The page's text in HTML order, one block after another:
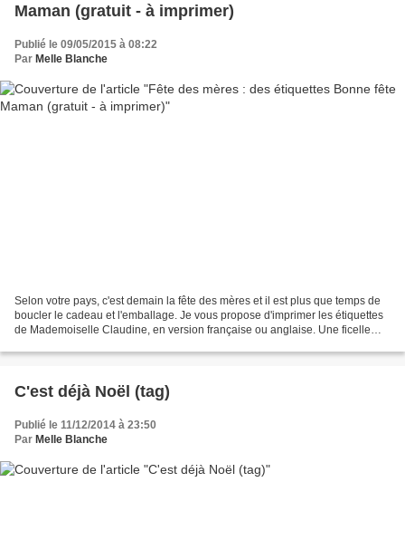
Maman (gratuit - à imprimer)
Publié le 09/05/2015 à 08:22
Par Melle Blanche
Selon votre pays, c'est demain la fête des mères et il est plus que temps de
boucler le cadeau et l'emballage. Je vous propose d'imprimer les étiquettes
de Mademoiselle Claudine, en version française ou anglaise. Une ficelle
C'est déjà Noël (tag)
Publié le 11/12/2014 à 23:50
Par Melle Blanche